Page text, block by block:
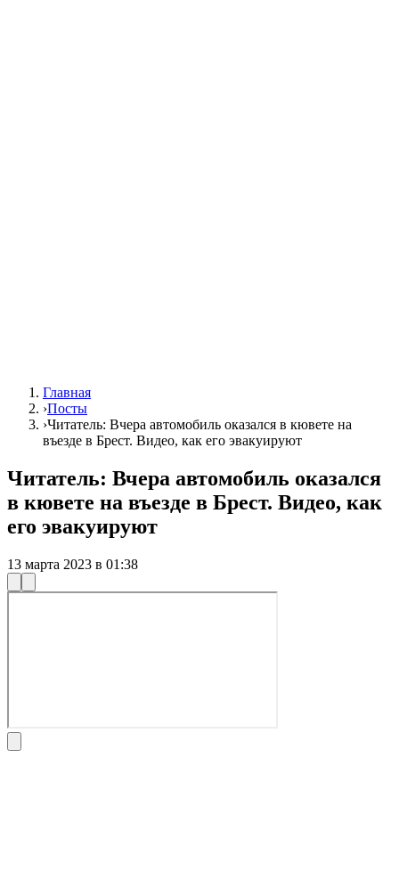
Главная
›Посты
›Читатель: Вчера автомобиль оказался в кювете на
въезде в Брест. Видео, как его эвакуируют
Читатель: Вчера автомобиль оказался
в кювете на въезде в Брест. Видео, как
его эвакуируют
13 марта 2023 в 01:38